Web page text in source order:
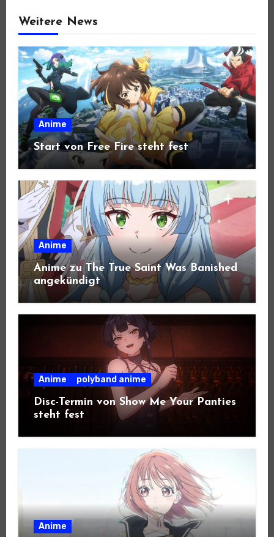
Weitere News
Anime
Start von Free Fire steht fest
Anime
Anime zu The True Saint Was Banished
angekündigt
Anime polyband anime
Disc-Termin von Show Me Your Panties
steht fest
Anime